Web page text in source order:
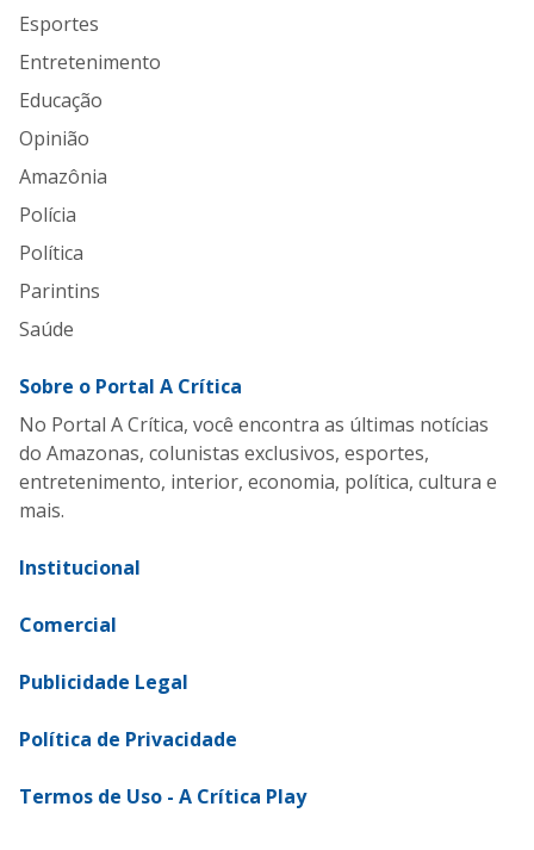
Esportes
Entretenimento
Educação
Opinião
Amazônia
Polícia
Política
Parintins
Saúde
Sobre o Portal A Crítica
No Portal A Crítica, você encontra as últimas notícias
do Amazonas, colunistas exclusivos, esportes,
entretenimento, interior, economia, política, cultura e
mais.
Institucional
Comercial
Publicidade Legal
Política de Privacidade
Termos de Uso - A Crítica Play